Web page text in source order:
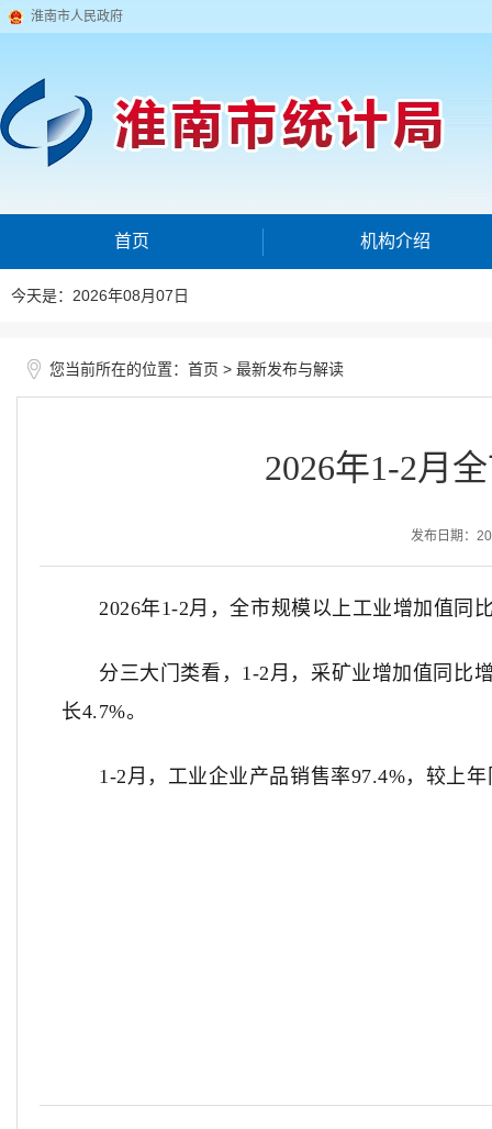
淮南市人民政府
首页 机构介绍
今天是：2026年08月07日
您当前所在的位置： 首页 > 最新发布与解读
2026年1-2月
发布日期：
2026年1-2月 ，全市规模以上工业增加值 同
分三大门类看， 1-2月，采矿业增加值同比
长4.7%。
1-2月，工业企业产品销售率97.4%，较上